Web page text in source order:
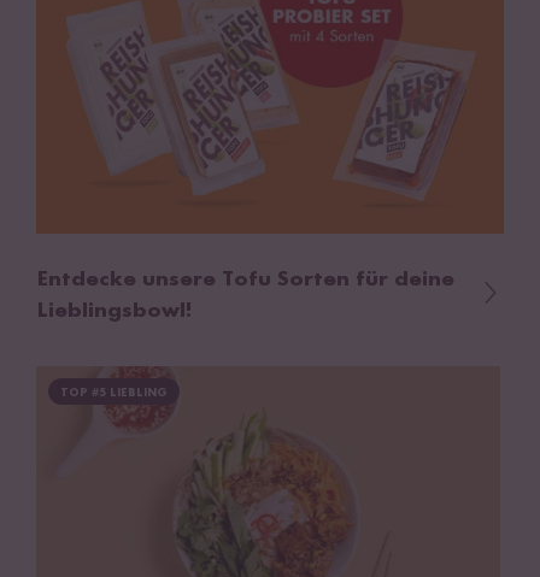
Entdecke unsere Tofu Sorten für deine
Lieblingsbowl!
TOP #5 LIEBLING